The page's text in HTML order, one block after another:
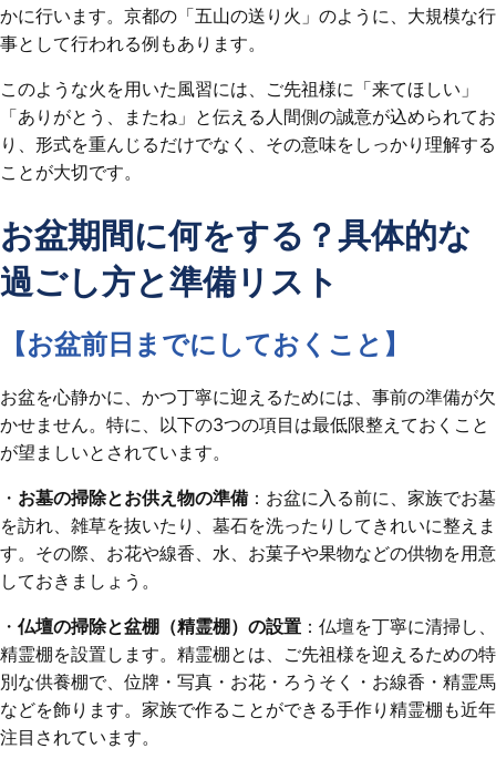
かに行います。京都の「五山の送り火」のように、大規模な行
事として行われる例もあります。
このような火を用いた風習には、ご先祖様に「来てほしい」
「ありがとう、またね」と伝える人間側の誠意が込められてお
り、形式を重んじるだけでなく、その意味をしっかり理解する
ことが大切です。
お盆期間に何をする？具体的な
過ごし方と準備リスト
【お盆前日までにしておくこと】
お盆を心静かに、かつ丁寧に迎えるためには、事前の準備が欠
かせません。特に、以下の3つの項目は最低限整えておくこと
が望ましいとされています。
・ お墓の掃除とお供え物の準備 ：お盆に入る前に、家族でお墓
を訪れ、雑草を抜いたり、墓石を洗ったりしてきれいに整えま
す。その際、お花や線香、水、お菓子や果物などの供物を用意
しておきましょう。
・ 仏壇の掃除と盆棚（精霊棚）の設置 ：仏壇を丁寧に清掃し、
精霊棚を設置します。精霊棚とは、ご先祖様を迎えるための特
別な供養棚で、位牌・写真・お花・ろうそく・お線香・精霊馬
などを飾ります。家族で作ることができる手作り精霊棚も近年
注目されています。